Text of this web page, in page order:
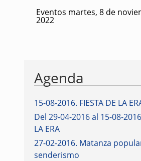
Eventos martes, 8 de
2022
Agenda
15-08-2016. FIESTA DE LA
Del 29-04-2016 al 15-08-2016
LA ERA
27-02-2016. Matanza
senderismo